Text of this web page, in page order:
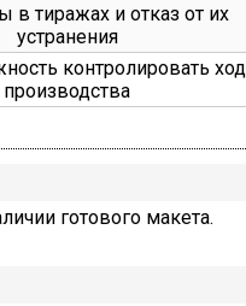
в тиражах и отказ от их
устранения
контролировать ход
производства
готового макета.